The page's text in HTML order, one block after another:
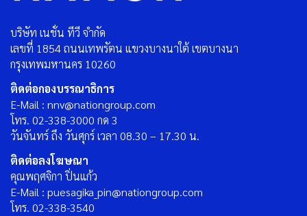
บริษัท เนชั่น ทีวี จำกัด
เลขที่ 1854 ถนนเทพรัตน แขวงบางนาใต้ เขตบางนา
กรุงเทพมหานคร 10260
ติดต่อกองบรรณาธิการ
E-Mail : nnv@nationgroup.com
โทร. 02-338-3000 กด 3
วันจันทร์ ถึง วันศุกร์ เวลา 08.30 – 17.30 น.
ติดต่อลงโฆษณา
คุณพฤศจิกา ปิ่นแก้ว
E-Mail : puesagika_pin@nationgroup.com
โทร. 02-338-3540